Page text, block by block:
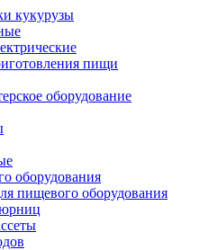
кукурузы
пищи
оборудование
оборудования
пищевого оборудования